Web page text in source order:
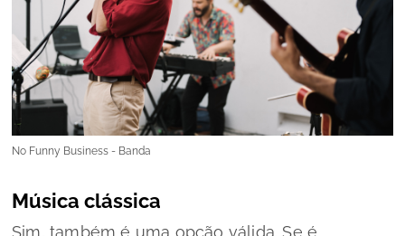
No Funny Business - Banda
Música clássica
Sim, também é uma opção válida. Se é